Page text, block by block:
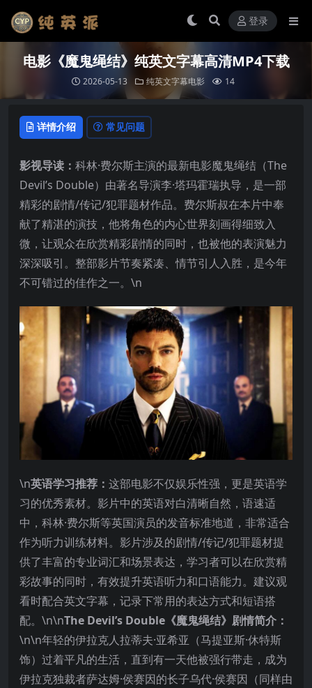
登录
电影《魔鬼绳结》纯英文字幕高清MP4下载
2026-05-13 纯英文字幕电影 14
详情介绍 常见问题
影视导读： 科林·费尔斯主演的最新电影魔鬼绳结（The
Devil’s Double）由著名导演李·塔玛霍瑞执导，是一部
精彩的剧情/传记/犯罪题材作品。费尔斯叔在本片中奉
献了精湛的演技，他将角色的内心世界刻画得细致入
微，让观众在欣赏精彩剧情的同时，也被他的表演魅力
深深吸引。整部影片节奏紧凑、情节引人入胜，是今年
不可错过的佳作之一。\n
\n英语学习推荐： 这部电影不仅娱乐性强，更是英语学
习的优秀素材。影片中的英语对白清晰自然，语速适
中，科林·费尔斯等英国演员的发音标准地道，非常适合
作为听力训练材料。影片涉及的剧情/传记/犯罪题材提
供了丰富的专业词汇和场景表达，学习者可以在欣赏精
彩故事的同时，有效提升英语听力和口语能力。建议观
看时配合英文字幕，记录下常用的表达方式和短语搭
配。\n\nThe Devil’s Double《魔鬼绳结》剧情简介：
\n\n年轻的伊拉克人拉蒂夫·亚希亚（马提亚斯·休特斯
饰）过着平凡的生活，直到有一天他被强行带走，成为
伊拉克独裁者萨达姆·侯赛因的长子乌代·侯赛因（同样由